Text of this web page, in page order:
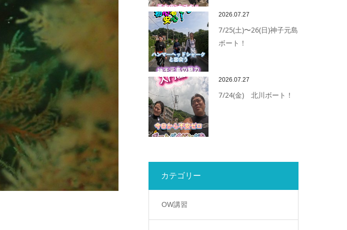
2026.07.27
7/25(土)〜26(日)神子元島
ボート！
2026.07.27
7/24(金) 北川ボート！
カテゴリー
OW講習